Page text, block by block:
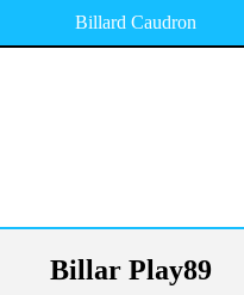
Billard Caudron
Billar Play89